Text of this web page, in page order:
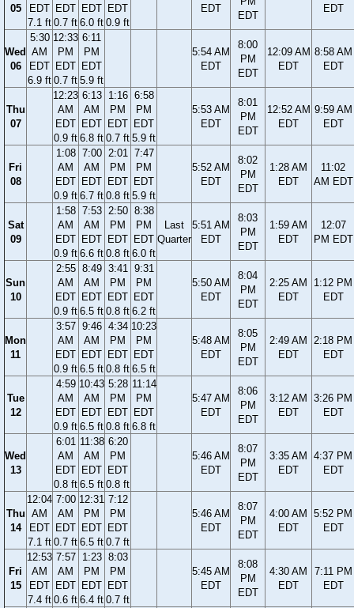
05
EDT
7.1 ft
EDT
0.7 ft
EDT
6.0 ft
EDT
0.9 ft
EDT
EDT
EDT
Wed
06
5:30
AM
EDT
6.9 ft
12:33
PM
EDT
0.7 ft
6:11
PM
EDT
5.9 ft
5:54 AM
EDT
8:00
PM
EDT
12:09 AM
EDT
8:58 AM
EDT
Thu
07
12:23
AM
EDT
0.9 ft
6:13
AM
EDT
6.8 ft
1:16
PM
EDT
0.7 ft
6:58
PM
EDT
5.9 ft
5:53 AM
EDT
8:01
PM
EDT
12:52 AM
EDT
9:59 AM
EDT
Fri
08
1:08
AM
EDT
0.9 ft
7:00
AM
EDT
6.7 ft
2:01
PM
EDT
0.8 ft
7:47
PM
EDT
5.9 ft
5:52 AM
EDT
8:02
PM
EDT
1:28 AM
EDT
11:02
AM EDT
Sat
09
1:58
AM
EDT
0.9 ft
7:53
AM
EDT
6.6 ft
2:50
PM
EDT
0.8 ft
8:38
PM
EDT
6.0 ft
Last
Quarter
5:51 AM
EDT
8:03
PM
EDT
1:59 AM
EDT
12:07
PM EDT
Sun
10
2:55
AM
EDT
0.9 ft
8:49
AM
EDT
6.5 ft
3:41
PM
EDT
0.8 ft
9:31
PM
EDT
6.2 ft
5:50 AM
EDT
8:04
PM
EDT
2:25 AM
EDT
1:12 PM
EDT
Mon
11
3:57
AM
EDT
0.9 ft
9:46
AM
EDT
6.5 ft
4:34
PM
EDT
0.8 ft
10:23
PM
EDT
6.5 ft
5:48 AM
EDT
8:05
PM
EDT
2:49 AM
EDT
2:18 PM
EDT
Tue
12
4:59
AM
EDT
0.9 ft
10:43
AM
EDT
6.5 ft
5:28
PM
EDT
0.8 ft
11:14
PM
EDT
6.8 ft
5:47 AM
EDT
8:06
PM
EDT
3:12 AM
EDT
3:26 PM
EDT
Wed
13
6:01
AM
EDT
0.8 ft
11:38
AM
EDT
6.5 ft
6:20
PM
EDT
0.8 ft
5:46 AM
EDT
8:07
PM
EDT
3:35 AM
EDT
4:37 PM
EDT
Thu
14
12:04
AM
EDT
7.1 ft
7:00
AM
EDT
0.7 ft
12:31
PM
EDT
6.5 ft
7:12
PM
EDT
0.7 ft
5:46 AM
EDT
8:07
PM
EDT
4:00 AM
EDT
5:52 PM
EDT
Fri
15
12:53
AM
EDT
7.4 ft
7:57
AM
EDT
0.6 ft
1:23
PM
EDT
6.4 ft
8:03
PM
EDT
0.7 ft
5:45 AM
EDT
8:08
PM
EDT
4:30 AM
EDT
7:11 PM
EDT